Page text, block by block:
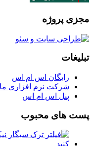
مجزی پروژه
تبلیغات
رایگان اس ام اس
شرکت نرم افزاری
پنل اس ام اس
پست های محبوب